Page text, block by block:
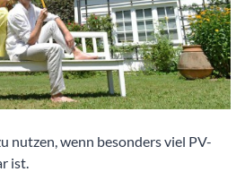
nutzen, wenn besonders viel PV-
ist.